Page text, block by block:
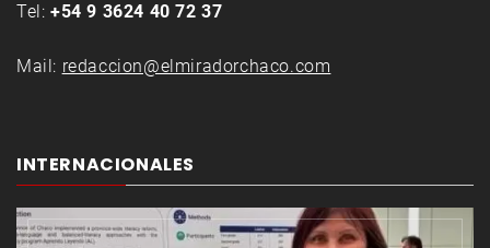
Tel: +54 9 3624 40 72 37
Mail: redaccion@elmiradorchaco.com
INTERNACIONALES